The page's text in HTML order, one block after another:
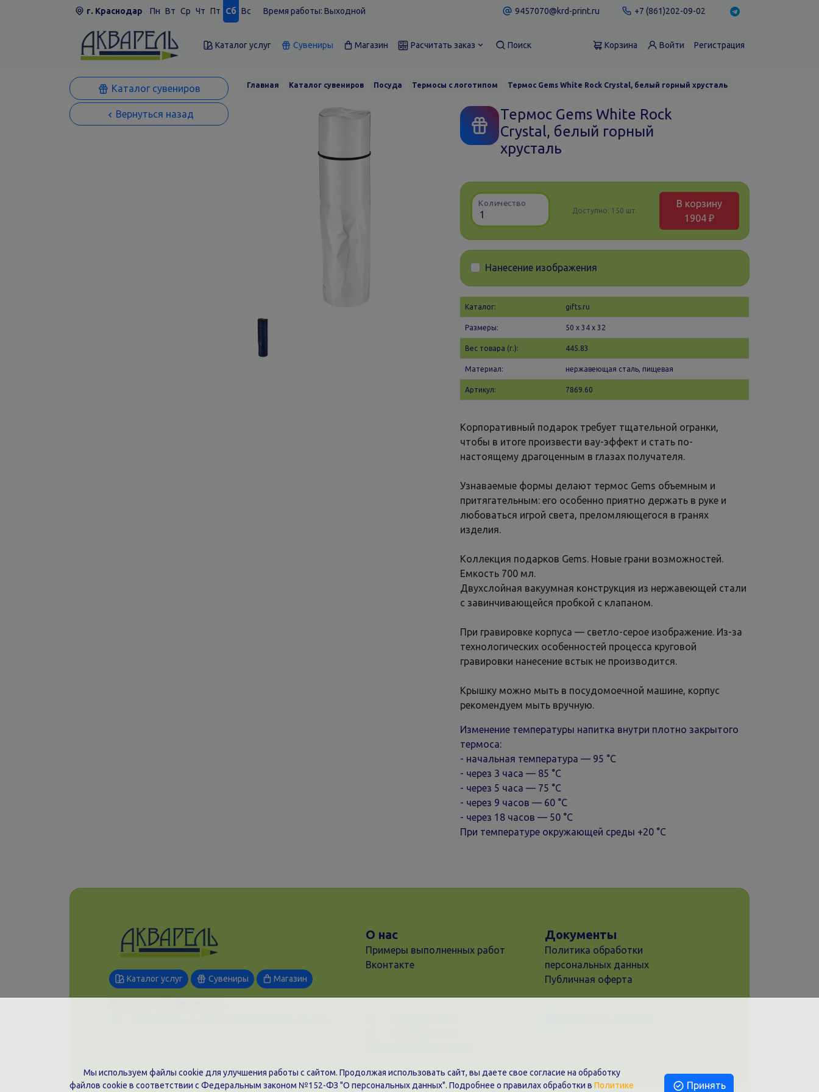
г. Краснодар Пн Вт Ср Чт Пт Сб Вс Время работы: Выходной 9457070@krd-print.ru +7 (861)202-09-02
Каталог услуг Сувениры Магазин Расчитать заказ Поиск Корзина Войти Регистрация
Каталог сувениров
Вернуться назад
Главная Каталог сувениров Посуда Термосы с логотипом Термос Gems White Rock Crystal, белый горный хрусталь
Термос Gems White Rock
Crystal, белый горный
хрусталь
Количество
Доступно: 150 шт.
В корзину
1904 ₽
Нанесение изображения
Каталог: gifts.ru
Размеры: 50 х 34 x 32
Вес товара (г.): 445.83
Материал: нержавеющая сталь, пищевая
Артикул: 7869.60
Корпоративный подарок требует тщательной огранки,
чтобы в итоге произвести вау-эффект и стать по-
настоящему драгоценным в глазах получателя.
Узнаваемые формы делают термос Gems объемным и
притягательным: его особенно приятно держать в руке и
любоваться игрой света, преломляющегося в гранях
изделия.
Коллекция подарков Gems. Новые грани возможностей.
Емкость 700 мл.
Двухслойная вакуумная конструкция из нержавеющей стали
с завинчивающейся пробкой с клапаном.
При гравировке корпуса — светло-серое изображение. Из-за
технологических особенностей процесса круговой
гравировки нанесение встык не производится.
Крышку можно мыть в посудомоечной машине, корпус
рекомендуем мыть вручную.
Изменение температуры напитка внутри плотно закрытого
термоса:
- начальная температура — 95 °С
- через 3 часа — 85 °С
- через 5 часа — 75 °С
- через 9 часов — 60 °С
- через 18 часов — 50 °С
При температуре окружающей среды +20 °С
Каталог услуг Сувениры Магазин
О нас
Примеры выполненных работ
Вконтакте
Документы
Политика обработки
персональных данных
Публичная оферта
Мы используем файлы cookie для улучшения работы с сайтом. Продолжая использовать сайт, вы даете свое согласие на обработку
файлов cookie в соответствии с Федеральным законом №152-ФЗ "О персональных данных". Подробнее о правилах обработки в Политике Принять